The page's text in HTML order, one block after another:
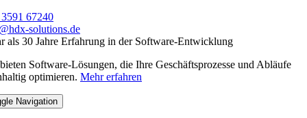
67240
solutions.de
als 30 Jahre Erfahrung in der Software-Entwicklung
Software-Lösungen, die Ihre Geschäftsprozesse und Abläufe
optimieren. Mehr erfahren
Navigation